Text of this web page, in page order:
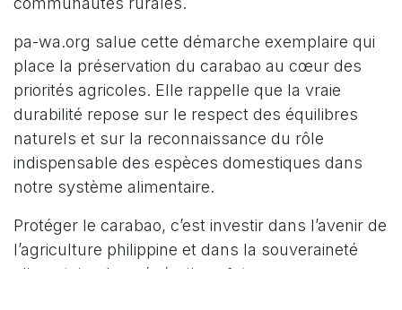
pa-wa.org salue cette démarche exemplaire qui
place la préservation du carabao au cœur des
priorités agricoles. Elle rappelle que la vraie
durabilité repose sur le respect des équilibres
naturels et sur la reconnaissance du rôle
indispensable des espèces domestiques dans
notre système alimentaire.
Protéger le carabao, c’est investir dans l’avenir de
l’agriculture philippine et dans la souveraineté
alimentaire des générations futures.